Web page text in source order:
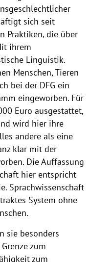
sich seit
Praktiken, die über
ihrem
Linguistik.
Menschen, Tieren
bei der DFG ein
eingeworben. Für
Euro ausgestattet,
wird hier ihre
andere als eine
klar mit der
Die Auffassung
hier entspricht
Sprachwissenschaft
System ohne
sie besonders
zum
zum